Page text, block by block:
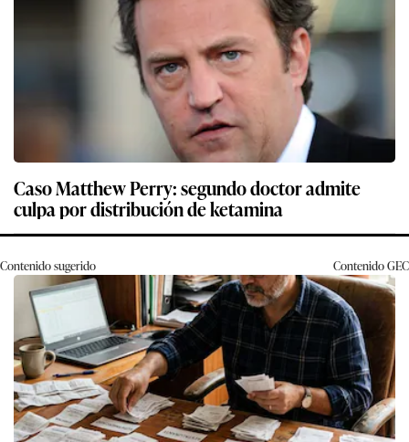
Caso Matthew Perry: segundo doctor admite
culpa por distribución de ketamina
Contenido sugerido ContenidoGEC